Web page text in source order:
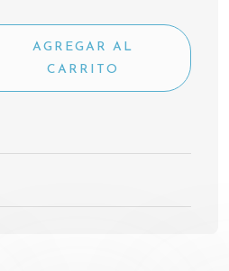
AGREGAR AL
CARRITO